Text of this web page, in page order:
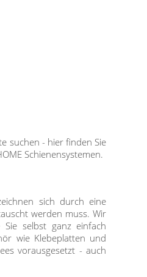
suchen - hier finden Sie
Schienensystemen.
sich durch eine
werden muss. Wir
selbst ganz einfach
wie Klebeplatten und
vorausgesetzt - auch